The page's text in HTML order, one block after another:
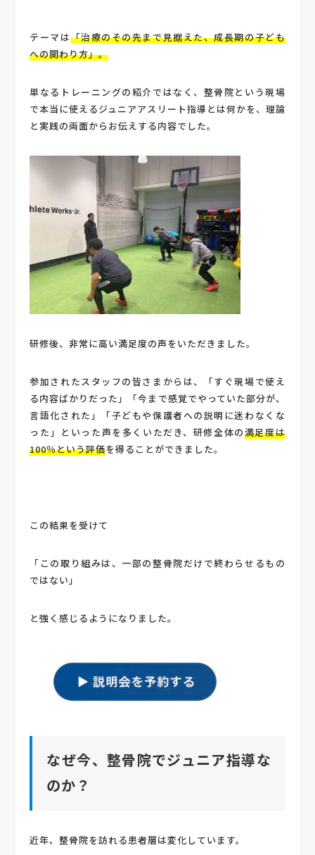
テーマは「治療のその先まで見据えた、成長期の子ども
への関わり方」。
単なるトレーニングの紹介ではなく、整骨院という現場
で本当に使えるジュニアアスリート指導とは何かを、理論
と実践の両面からお伝えする内容でした。
研修後、非常に高い満足度の声をいただきました。
参加されたスタッフの皆さまからは、「すぐ現場で使え
る内容ばかりだった」「今まで感覚でやっていた部分が、
言語化された」「子どもや保護者への説明に迷わなくな
った」といった声を多くいただき、研修全体の満足度は
100％という評価を得ることができました。
この結果を受けて
「この取り組みは、一部の整骨院だけで終わらせるもの
ではない」
と強く感じるようになりました。
なぜ今、整骨院でジュニア指導な
のか？
近年、整骨院を訪れる患者層は変化しています。